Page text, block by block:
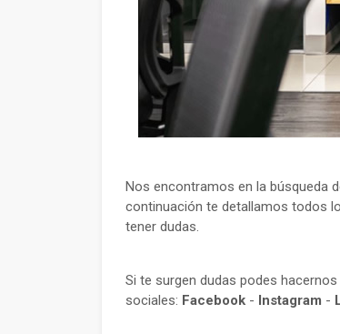
Nos encontramos en la búsqueda
continuación te detallamos todos
tener dudas.
Si te surgen dudas podes
sociales: Facebook - Instagram -